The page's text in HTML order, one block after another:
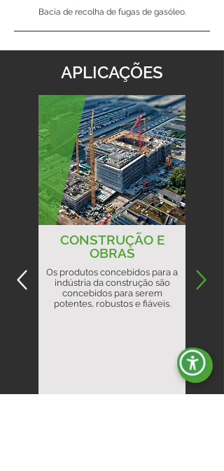
Bacia de recolha de fugas de gasóleo.
APLICAÇÕES
CONSTRUÇÃO E
OBRAS
Os produtos concebidos para a
indústria da construção são
concebidos para serem
potentes, robustos e fiáveis.